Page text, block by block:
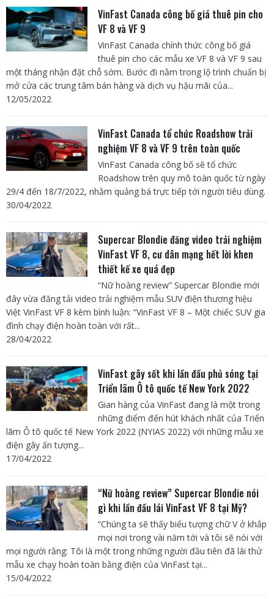
VinFast Canada công bố giá thuê pin cho
VF 8 và VF 9
VinFast Canada chính thức công bố giá
thuê pin cho các mẫu xe VF 8 và VF 9 sau
một tháng nhận đặt chỗ sớm. Bước đi nằm trong lộ trình chuẩn bị
mở cửa các trung tâm bán hàng và dịch vụ hậu mãi của...
12/05/2022
VinFast Canada tổ chức Roadshow trải
nghiệm VF 8 và VF 9 trên toàn quốc
VinFast Canada công bố sẽ tổ chức
Roadshow trên quy mô toàn quốc từ ngày
29/4 đến 18/7/2022, nhằm quảng bá trực tiếp tới người tiêu dùng.
30/04/2022
Supercar Blondie đăng video trải nghiệm
VinFast VF 8, cư dân mạng hết lời khen
thiết kế xe quá đẹp
“Nữ hoàng review” Supercar Blondie mới
đây vừa đăng tải video trải nghiệm mẫu SUV điện thương hiệu
Việt VinFast VF 8 kèm bình luận: “VinFast VF 8 – Một chiếc SUV gia
đình chạy điện hoàn toàn với rất...
28/04/2022
VinFast gây sốt khi lần đầu phủ sóng tại
Triển lãm Ô tô quốc tế New York 2022
Gian hàng của VinFast đang là một trong
những điểm đến hút khách nhất của Triển
lãm Ô tô quốc tế New York 2022 (NYIAS 2022) với những mẫu xe
điện gây ấn tượng...
17/04/2022
“Nữ hoàng review” Supercar Blondie nói
gì khi lần đầu lái VinFast VF 8 tại Mỹ?
“Chúng ta sẽ thấy biểu tượng chữ V ở khắp
mọi nơi trong vài năm tới và tôi sẽ nói với
mọi người rằng: Tôi là một trong những người đầu tiên đã lái thử
mẫu xe chạy hoàn toàn bằng điện của VinFast tại...
15/04/2022